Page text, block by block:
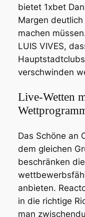
bietet 1xbet
Margen
machen
LUIS VIVES,
verschwinden
Live-Wetten
Das Schöne an
dem gleichen
beschränken
anbieten.
in die richtige
man